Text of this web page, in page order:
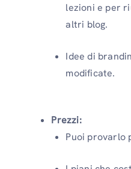
lezioni e per
altri blog.
Idee di
modificate.
Prezzi:
Puoi provarlo